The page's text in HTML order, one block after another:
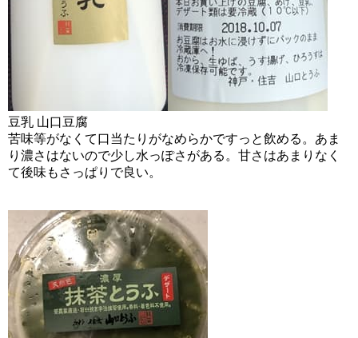
豆乳 山口豆腐
苦味等がなくて口当たりがなめらかですっと飲める。あま
り濃さはないので少し水っぽさがある。甘さはあまりなく
て後味もさっぱりで良い。